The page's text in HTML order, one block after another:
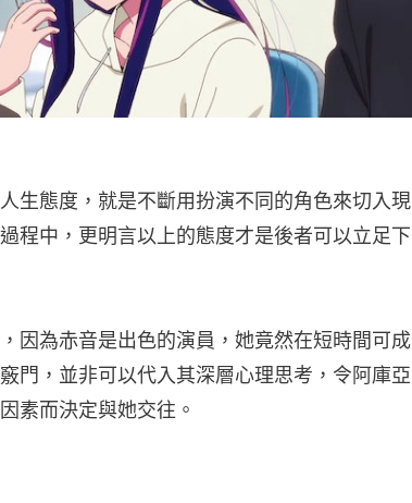
生態度，就是不斷用扮演不同的角色來切入現
程中，更明言以上的態度才是後者可以立足下
因為赤音是出色的演員，她竟然在短時間可成
門，並非可以代入其深層心理思考，令阿庫亞
素而決定與她交往。